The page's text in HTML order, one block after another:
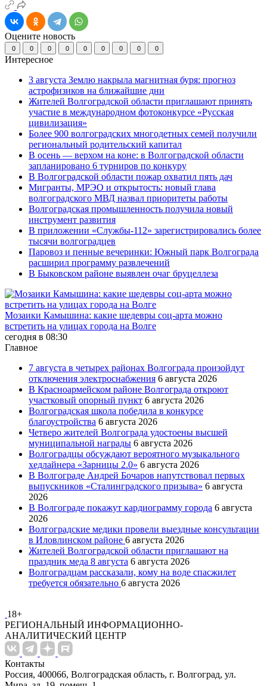
Оцените новость
0 0 0 0 0 0 0 0 0
Интересное
3 августа Землю накрыла магнитная буря: прогноз
астрофизиков на ближайшие дни
Жителей Волгоградской области приглашают принять
участие в международном фотоконкурсе «Русская
цивилизация»
Более 900 волгоградских многодетных семей получили
региональный родительский капитал
В осень — верхом на коне: в Волгоградской области
запланировано 6 турниров по конкуру
В Волгоградской области пожар охватил пять дач
Мигранты, МРЭО и открытость: новый глава
волгоградского МВД назвал приоритеты работы
Волгоградская промышленность получила новый
инструмент развития
В приложении «Службы-112» зарегистрировались более
тысячи волгоградцев
Паровоз и пенные вечеринки: Южный парк Волгограда
расширил программу развлечений
В Быковском районе выявлен очаг бруцеллеза
Мозаики Камышина: какие шедевры соц-арта можно
встретить на улицах города на Волге
сегодня в 08:30
Главное
7 августа в четырех районах Волгограда произойдут
отключения электроснабжения 6 августа 2026
В Красноармейском районе Волгограда откроют
участковый опорный пункт 6 августа 2026
Волгоградская школа победила в конкурсе
благоустройства 6 августа 2026
Четверо жителей Волгограда удостоены высшей
муниципальной награды 6 августа 2026
Волгоградцы обсуждают вероятного музыкального
хедлайнера «Зарницы 2.0» 6 августа 2026
В Волгограде Андрей Бочаров напутствовал первых
выпускников «Сталинградского призыва» 6 августа
2026
В Волгограде покажут кардиограмму города 6 августа
2026
Волгоградские медики провели выездные консультации
в Иловлинском районе 6 августа 2026
Жителей Волгоградской области приглашают на
праздник меда 8 августа 6 августа 2026
Волгоградцам рассказали, кому на воде спасжилет
требуется обязательно 6 августа 2026
18+
РЕГИОНАЛЬНЫЙ ИНФОРМАЦИОННО-
АНАЛИТИЧЕСКИЙ ЦЕНТР
Контакты
Россия, 400066, Волгоградская область, г. Волгоград, ул.